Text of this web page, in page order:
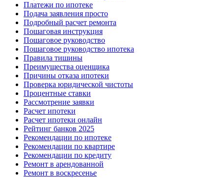
Платежи по ипотеке
Подача заявления просто
Подробный расчет ремонта
Пошаговая инструкция
Пошаговое руководство
Пошаговое руководство ипотека
Правила тишины
Преимущества оценщика
Причины отказа ипотеки
Проверка юридической чистоты
Процентные ставки
Рассмотрение заявки
Расчет ипотеки
Расчет ипотеки онлайн
Рейтинг банков 2025
Рекомендации по ипотеке
Рекомендации по квартире
Рекомендации по кредиту
Ремонт в арендованной
Ремонт в воскресенье